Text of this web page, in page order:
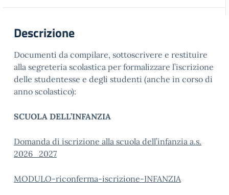
Descrizione
Documenti da compilare, sottoscrivere e restituire
alla segreteria scolastica per formalizzare l’iscrizione
delle studentesse e degli studenti (anche in corso di
anno scolastico):
SCUOLA DELL’INFANZIA
Domanda di iscrizione alla scuola dell’infanzia a.s.
2026_2027
MODULO-riconferma-iscrizione-INFANZIA